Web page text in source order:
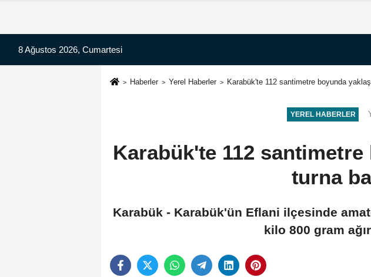
8 Ağustos 2026, Cumartesi
Haberler Yerel Haberler Karabük'te 112 santimetre boyunda
YEREL HABERLER
Karabük'te 112 santimetre
turna
Karabük - Karabük'ün Eflani ilçesinde
kilo 800 gram